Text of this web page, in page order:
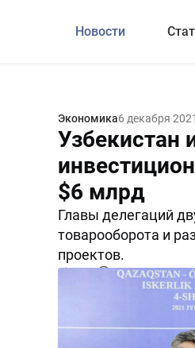
Новости
Экономика6 декабря 2021
Узбекистан
$6 млрд
Главы делегаций
товарооборота и
проектов.